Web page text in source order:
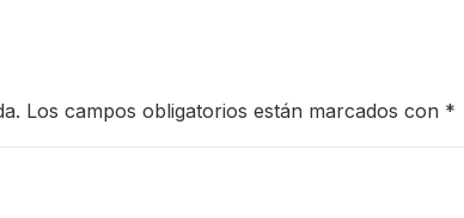
Los campos obligatorios están marcados con *